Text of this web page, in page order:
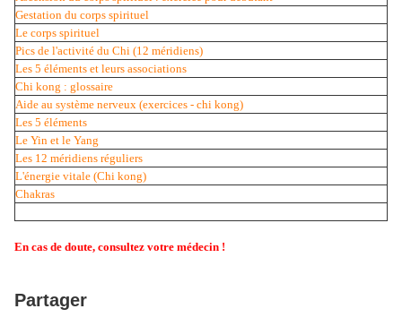
Gestation du corps spirituel
Le corps spirituel
Pics de l'activité du Chi (12 méridiens)
Les 5 éléments et leurs associations
Chi kong : glossaire
Aide au système nerveux (exercices - chi kong)
Les 5 éléments
Le Yin et le Yang
Les 12 méridiens réguliers
L'énergie vitale (Chi kong)
Chakras
En cas de doute, consultez votre médecin !
Partager